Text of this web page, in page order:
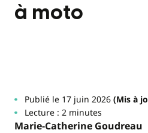
à moto
Publié le 17 juin 2026(Mis à
Lecture : 2 minutes
Marie-Catherine Goudreau